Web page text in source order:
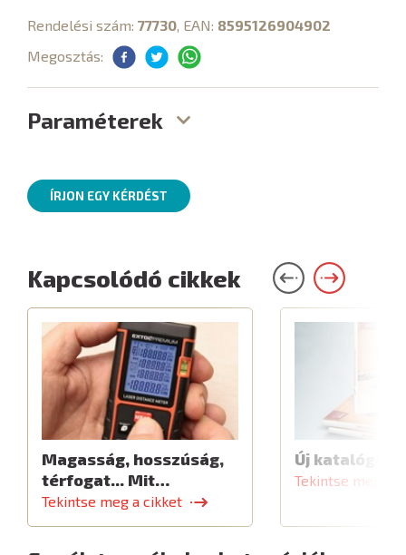
Rendelési szám: 77730, EAN: 8595126904902
Megosztás:
Paraméterek
ÍRJON EGY KÉRDÉST
Kapcsolódó cikkek
Magasság, hosszúság,
térfogat... Mit…
Tekintse meg a cikket
Új katalógus
Tekintse meg a